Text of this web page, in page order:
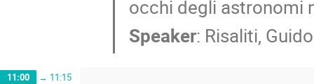
occhi degli astronomi
Speaker: Risaliti, Guido
11:00 → 11:15